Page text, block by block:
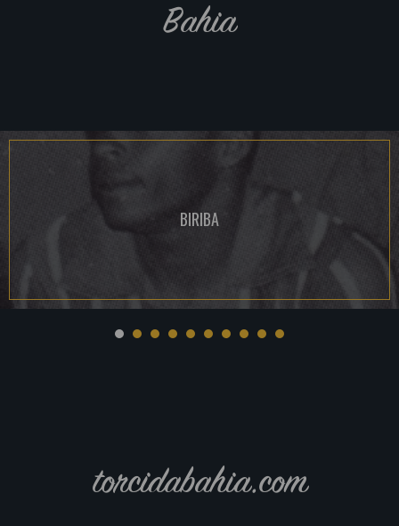
Bahia
BIRIBA
torcidabahia.com